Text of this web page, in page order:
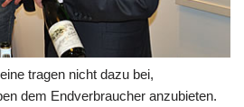
tragen nicht dazu bei,
dem Endverbraucher anzubieten.